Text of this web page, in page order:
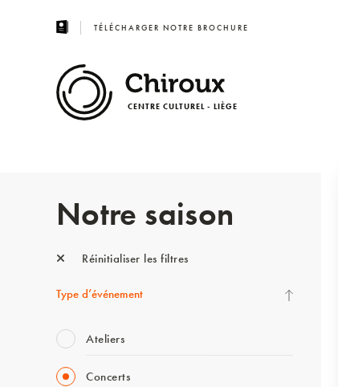
TÉLÉCHARGER NOTRE BROCHURE
CENTRE CULTUREL - LIÈGE
Notre saison
Réinitialiser les filtres
Type d’événement
Ateliers
Concerts